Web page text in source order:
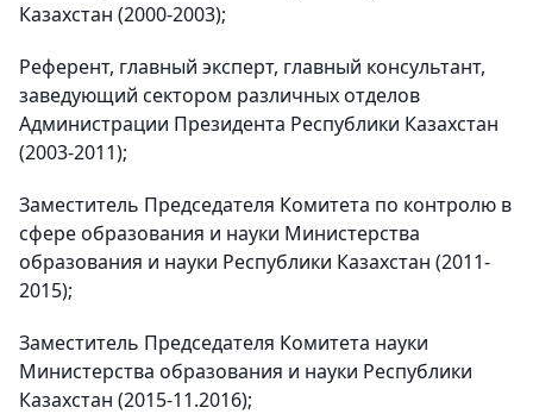
Казахстан (2000-2003);
Референт, главный эксперт, главный консультант,
заведующий сектором различных отделов
Администрации Президента Республики Казахстан
(2003-2011);
Заместитель Председателя Комитета по контролю в
сфере образования и науки Министерства
образования и науки Республики Казахстан (2011-
2015);
Заместитель Председателя Комитета науки
Министерства образования и науки Республики
Казахстан (2015-11.2016);